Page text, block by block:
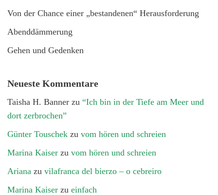
Von der Chance einer „bestandenen“ Herausforderung
Abenddämmerung
Gehen und Gedenken
Neueste Kommentare
Taisha H. Banner zu “Ich bin in der Tiefe am Meer und
dort zerbrochen”
Günter Touschek zu vom hören und schreien
Marina Kaiser zu vom hören und schreien
Ariana zu vilafranca del bierzo – o cebreiro
Marina Kaiser zu einfach